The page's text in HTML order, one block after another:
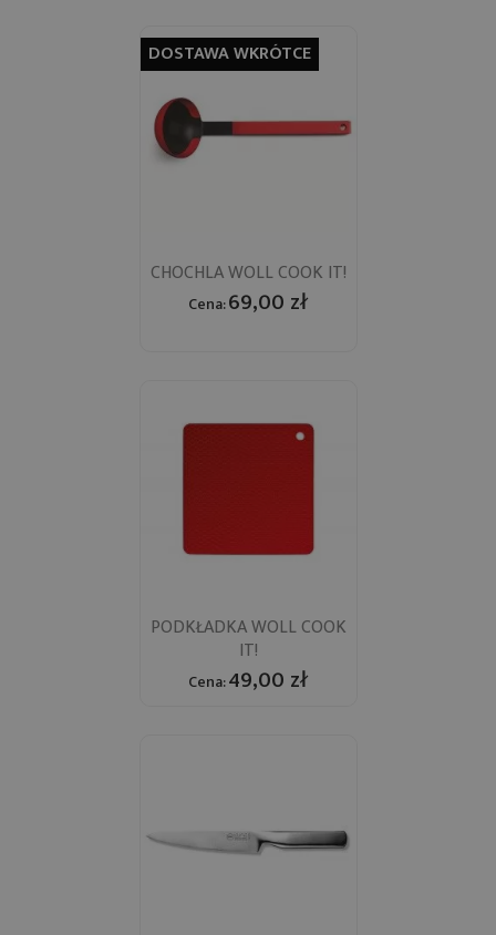
CHOCHLA WOLL COOK IT!
Cena:69,00 zł
DOSTAWA WKRÓTCE
PODKŁADKA WOLL COOK
IT!
Cena:49,00 zł